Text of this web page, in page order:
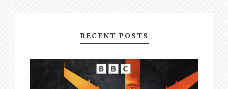
RECENT POSTS